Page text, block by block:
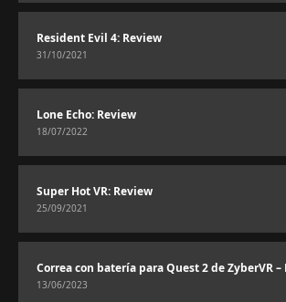
Resident Evil 4: Review
31/10/2021
Lone Echo: Review
18/07/2022
Super Hot VR: Review
25/09/2021
Correa con batería para Quest 2 de ZyberVR –
13/06/2023